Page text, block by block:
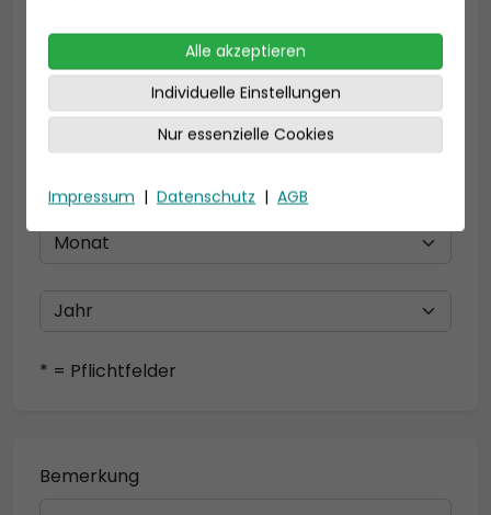
Telefon *
Geburtsdatum
* = Pflichtfelder
Bemerkung
Alle akzeptieren
Individuelle Einstellungen
Nur essenzielle Cookies
Impressum | Datenschutz | AGB